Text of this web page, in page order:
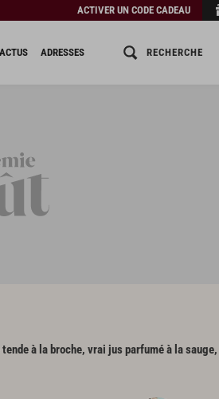
ACTIVER UN CODE CADEAU
ACTUS ADRESSES RECHERCHE
tende à la broche, vrai jus parfumé à la